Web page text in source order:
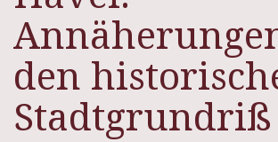
den
Stadtgrundriß